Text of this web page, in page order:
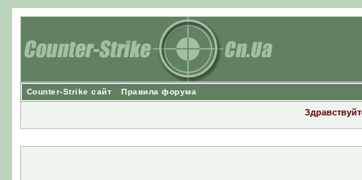
Counter-Strike сайт Правила форума